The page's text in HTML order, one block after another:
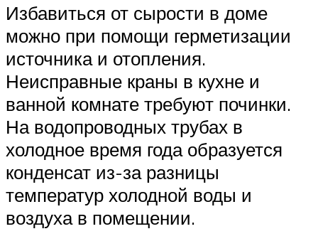
Избавиться от сырости в доме
можно при помощи герметизации
источника и отопления.
Неисправные краны в кухне и
ванной комнате требуют починки.
На водопроводных трубах в
холодное время года образуется
конденсат из-за разницы
температур холодной воды и
воздуха в помещении.